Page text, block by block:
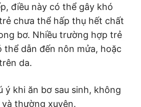
điều này có thể gây khó
chưa thể hấp thụ hết chất
bơ. Nhiều trường hợp trẻ
thể dẫn đến nôn mửa, hoặc
da.
ý khi ăn bơ sau sinh, không
thường xuyên.